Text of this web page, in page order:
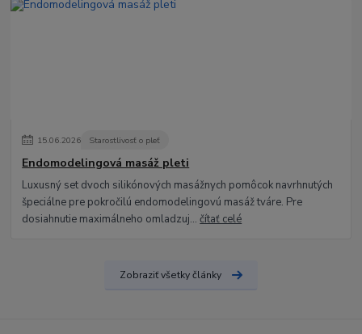
15.06.2026 Starostlivosť o pleť
Endomodelingová masáž pleti
Luxusný set dvoch silikónových masážnych pomôcok navrhnutých
špeciálne pre pokročilú endomodelingovú masáž tváre. Pre
dosiahnutie maximálneho omladzuj...čítať celé
Zobraziť všetky články